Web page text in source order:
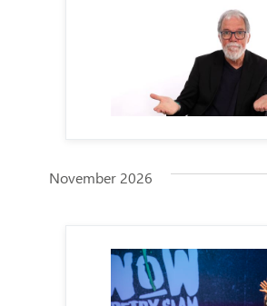
November 2026